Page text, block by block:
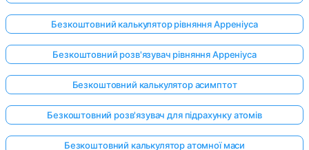
Безкоштовний калькулятор рівняння Арреніуса
Безкоштовний розв'язувач рівняння Арреніуса
Безкоштовний калькулятор асимптот
Безкоштовний розв'язувач для підрахунку атомів
Безкоштовний калькулятор атомної маси